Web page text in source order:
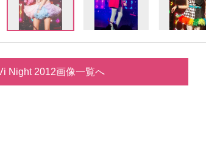
Night 2012画像一覧へ